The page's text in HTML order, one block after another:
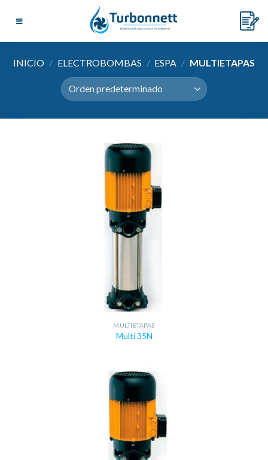
INICIO / ELECTROBOMBAS / ESPA / MULTIETAPAS
MULTIETAPAS
Multi 35N